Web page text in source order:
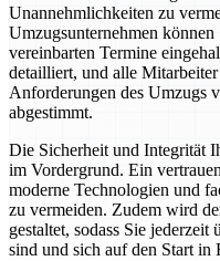
Unannehmlichkeiten zu
Umzugsunternehmen können
vereinbarten Termine
detailliert, und alle
Anforderungen des Umzugs
abgestimmt.
Die Sicherheit und Integrität
im Vordergrund. Ein
moderne Technologien und
zu vermeiden. Zudem wird
gestaltet, sodass Sie
sind und sich auf den Start